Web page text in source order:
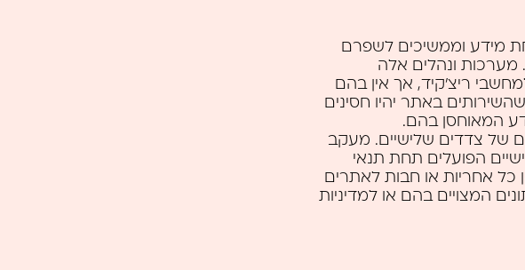
מידע וממשיכים לשפרם
מערכות ונהלים אלה
ריצ’קיד, אך אין בהם
באתר יהיו חסינים
המאוחסן בהם.
של צדדים שלישיים. מעקב
הפועלים תחת תנאי
כל אחריות או חבות לאתרים
המצויים בהם או למדיניות